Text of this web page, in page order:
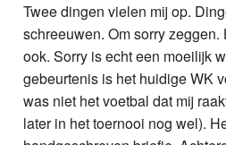
Twee dingen vielen mij op.
schreeuwen. Om sorry
ook. Sorry is echt een moeilijk
gebeurtenis is het huidige WK
was niet het voetbal dat mij
later in het toernooi nog wel).